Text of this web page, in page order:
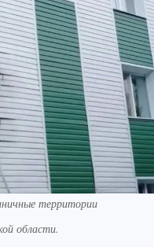
территории
области.